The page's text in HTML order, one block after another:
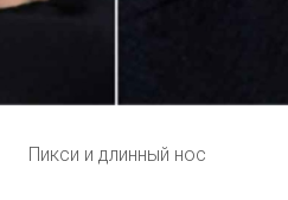
Пикси и длинный нос